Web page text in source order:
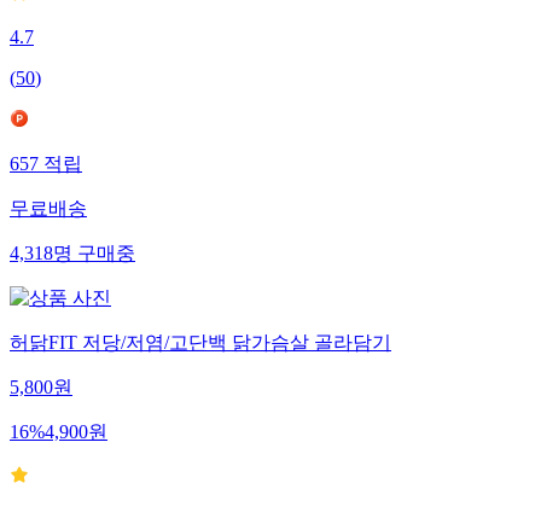
4.7
(50)
657적립
무료배송
4,318명구매중
허닭FIT 저당/저염/고단백 닭가슴살 골라담기
5,800원
16%4,900원